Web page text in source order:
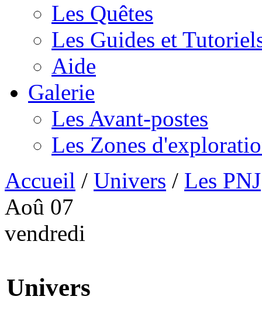
Les Quêtes
Les Guides et
Aide
Galerie
Les Avant-postes
Les Zones
Accueil / Univers / Les PNJ
Aoû 07
vendredi
Univers